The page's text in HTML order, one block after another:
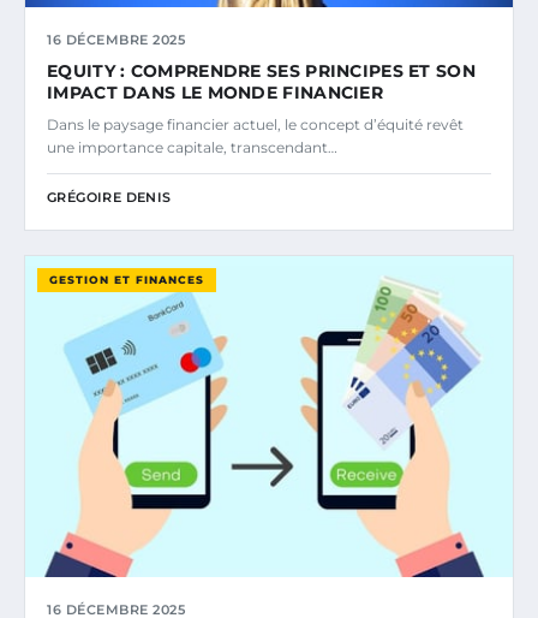
16 DÉCEMBRE 2025
EQUITY : COMPRENDRE SES PRINCIPES ET SON
IMPACT DANS LE MONDE FINANCIER
Dans le paysage financier actuel, le concept d’équité revêt
une importance capitale, transcendant…
GRÉGOIRE DENIS
GESTION ET FINANCES
16 DÉCEMBRE 2025